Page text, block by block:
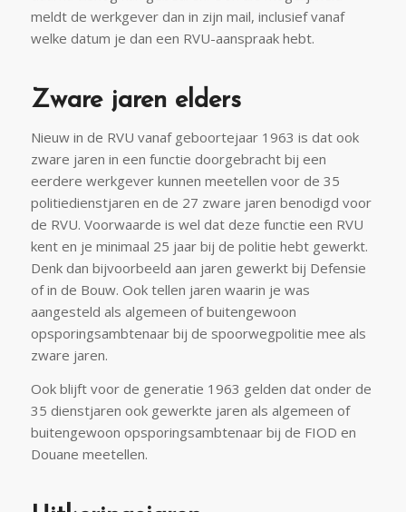
meldt de werkgever dan in zijn mail, inclusief vanaf
welke datum je dan een RVU-aanspraak hebt.
Zware jaren elders
Nieuw in de RVU vanaf geboortejaar 1963 is dat ook
zware jaren in een functie doorgebracht bij een
eerdere werkgever kunnen meetellen voor de 35
politiedienstjaren en de 27 zware jaren benodigd voor
de RVU. Voorwaarde is wel dat deze functie een RVU
kent en je minimaal 25 jaar bij de politie hebt gewerkt.
Denk dan bijvoorbeeld aan jaren gewerkt bij Defensie
of in de Bouw. Ook tellen jaren waarin je was
aangesteld als algemeen of buitengewoon
opsporingsambtenaar bij de spoorwegpolitie mee als
zware jaren.
Ook blijft voor de generatie 1963 gelden dat onder de
35 dienstjaren ook gewerkte jaren als algemeen of
buitengewoon opsporingsambtenaar bij de FIOD en
Douane meetellen.